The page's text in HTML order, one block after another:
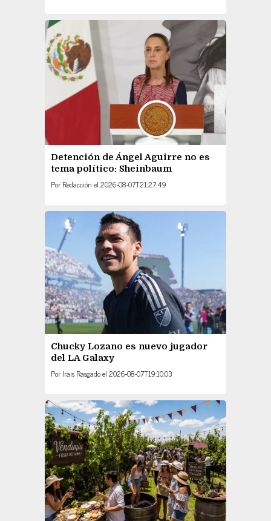
Detención de Ángel Aguirre no es
tema político: Sheinbaum
Por Redacción el 2026-08-07T21:27:49
Chucky Lozano es nuevo jugador
del LA Galaxy
Por Irais Rasgadoel 2026-08-07T19:10:03